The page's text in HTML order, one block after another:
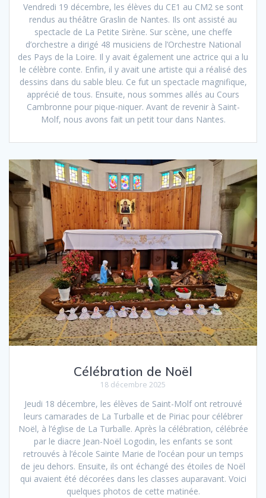
Vendredi 19 décembre, les élèves du CE1 au CM2 se sont
rendus au théâtre Graslin de Nantes. Ils ont assisté au
spectacle de La Petite Sirène. Sur scène, une cheffe
d’orchestre a dirigé 48 musiciens de l’Orchestre National
des Pays de la Loire. Il y avait également une actrice qui a lu
le célèbre conte. Enfin, il y avait une artiste qui a réalisé des
dessins dans du sable bleu. Ce fut un spectacle magnifique,
apprécié de tous. Ensuite, nous sommes allés au Cours
Cambronne pour pique-niquer. Avant de revenir à Saint-
Molf, nous avons fait un petit tour dans Nantes.
Célébration de Noël
18 décembre 2025
Jeudi 18 décembre, les élèves de Saint-Molf ont retrouvé
leurs camarades de La Turballe et de Piriac pour célébrer
Noël, à l’église de La Turballe. Après la célébration, célébrée
par le diacre Jean-Noël Logodin, les enfants se sont
retrouvés à l’école Sainte Marie de l’océan pour un temps
de jeu dehors. Ensuite, ils ont échangé des étoiles de Noël
qui avaient été décorées dans les classes auparavant. Voici
quelques photos de cette matinée.